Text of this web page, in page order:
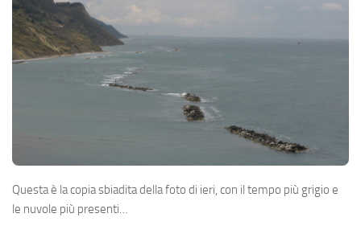
Questa è la copia sbiadita della foto di ieri, con il tempo più grigio e
le nuvole più presenti…